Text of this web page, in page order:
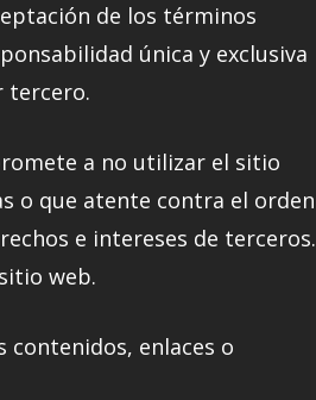
de los términos
única y exclusiva
tercero.
a no utilizar el sitio
o que atente contra el orden
e intereses de terceros.
web.
enlaces o